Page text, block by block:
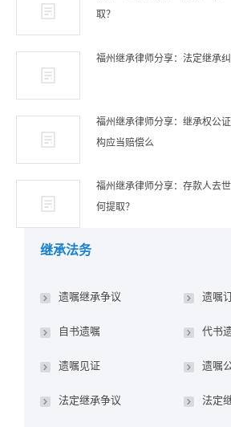
取？
福州继承律师分享：法定继承
福州继承律师分享：继承权公
构应当赔偿么
福州继承律师分享：存款人去
何提取？
继承法务
遗嘱继承争议 遗嘱
自书遗嘱 代书
遗嘱见证 遗嘱
法定继承争议 法定